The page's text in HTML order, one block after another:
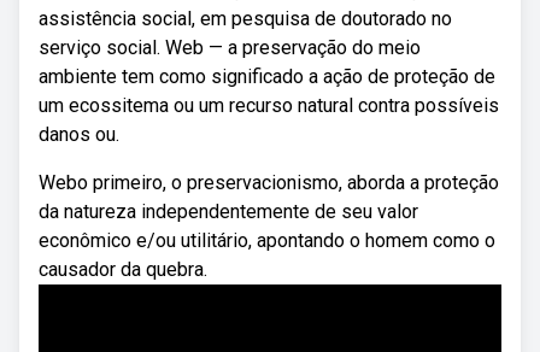
assistência social, em pesquisa de doutorado no
serviço social. Web — a preservação do meio
ambiente tem como significado a ação de proteção de
um ecossitema ou um recurso natural contra possíveis
danos ou.
Webo primeiro, o preservacionismo, aborda a proteção
da natureza independentemente de seu valor
econômico e/ou utilitário, apontando o homem como o
causador da quebra.